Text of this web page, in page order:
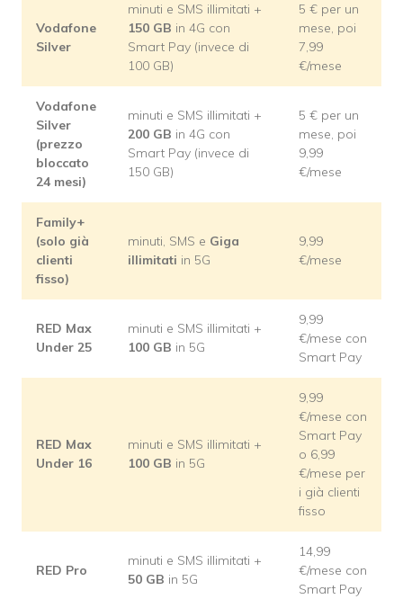
Vodafone
Silver
minuti e SMS illimitati +
150 GB in 4G con
Smart Pay (invece di
100 GB)
5 € per un
mese, poi
7,99
€/mese
Vodafone
Silver
(prezzo
bloccato
24 mesi)
minuti e SMS illimitati +
200 GB in 4G con
Smart Pay (invece di
150 GB)
5 € per un
mese, poi
9,99
€/mese
Family+
(solo già
clienti
fisso)
minuti, SMS e Giga
illimitati in 5G
9,99
€/mese
RED Max
Under 25
minuti e SMS illimitati +
100 GB in 5G
9,99
€/mese con
Smart Pay
RED Max
Under 16
minuti e SMS illimitati +
100 GB in 5G
9,99
€/mese con
Smart Pay
o 6,99
€/mese per
i già clienti
fisso
RED Pro
minuti e SMS illimitati +
50 GB in 5G
14,99
€/mese con
Smart Pay